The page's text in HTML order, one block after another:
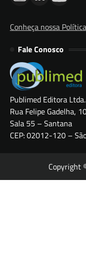
Conheça nossa
Fale Conosco
Publimed Editora Ltda.
Rua Felipe Gadelha,
Sala 55 – Santana
CEP: 02012-120 –
Copyright